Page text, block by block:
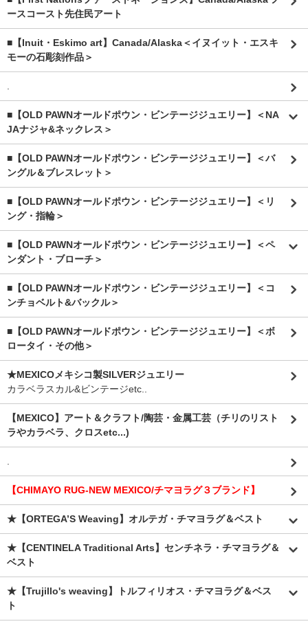
ースコースト先住民アート
■【Inuit・Eskimo art】Canada/Alaska＜イヌイット・エスキ
モーの石彫刻作品＞
■【OLD PAWNオールドポウン・ビンテージジュエリー】＜NA
JAナジャ&ネックレス＞
■【OLD PAWNオールドポウン・ビンテージジュエリー】＜バ
ングル＆ブレスレット＞
■【OLD PAWNオールドポウン・ビンテージジュエリー】＜リ
ング・指輪＞
■【OLD PAWNオールドポウン・ビンテージジュエリー】＜ペ
ンダント・ブローチ＞
■【OLD PAWNオールドポウン・ビンテージジュエリー】＜コ
ンチョベルト&バックル＞
■【OLD PAWNオールドポウン・ビンテージジュエリー】＜ボ
ロータイ・その他＞
★MEXICOメキシコ製SILVERジュエリー
カラベラスカル&ビンテージetc..
【MEXICO】アート＆クラフト/陶芸・金属工芸（チリのリスト
ラやカラベラ、クロスetc...)
【CHIMAYO RUG-NEW MEXICO/チマヨラグ３ブランド】
★【ORTEGA’S Weaving】オルテガ・チマヨラグ＆ベスト
★【CENTINELA Traditional Arts】センチネラ・チマヨラグ＆
ベスト
★【Trujillo's weaving】トルフィリオス・チマヨラグ＆ベス
ト